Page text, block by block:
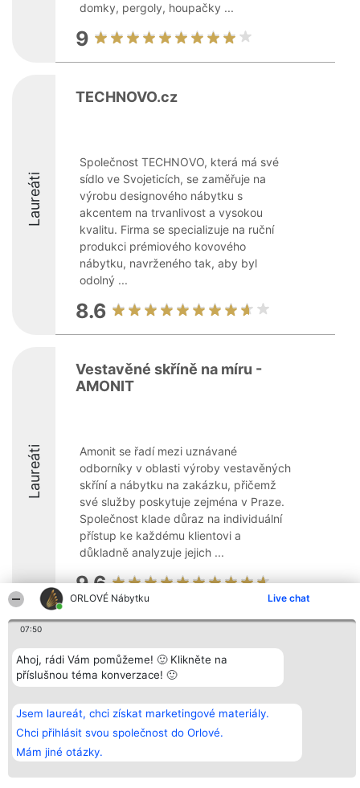
ORLOVÉ Nábytku Live chat
07:50
Ahoj, rádi Vám pomůžeme! 🙂 Klikněte na
příslušnou téma konverzace! 🙂
Jsem laureát, chci získat marketingové materiály.
Chci přihlásit svou společnost do Orlové.
Mám jiné otázky.
domky, pergoly, houpačky ...
9
Laureáti
TECHNOVO.cz
Společnost TECHNOVO, která má své
sídlo ve Svojeticích, se zaměřuje na
výrobu designového nábytku s
akcentem na trvanlivost a vysokou
kvalitu. Firma se specializuje na ruční
produkci prémiového kovového
nábytku, navrženého tak, aby byl
odolný ...
8.6
Laureáti
Vestavěné skříně na míru -
AMONIT
Amonit se řadí mezi uznávané
odborníky v oblasti výroby vestavěných
skříní a nábytku na zakázku, přičemž
své služby poskytuje zejména v Praze.
Společnost klade důraz na individuální
přístup ke každému klientovi a
důkladně analyzuje jejich ...
9.6
Bright Side Solutions sp. z o.
o. sp. k.
ul. Ruska 22
Wrocław 50-079
381313360 | NIP 8943132676
Vítězové
Seznam všech
laureátů
Zásady
Zásady
osobních údajů
Kontakt